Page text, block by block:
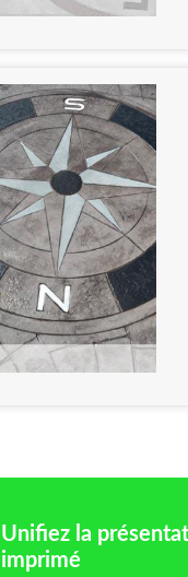
Unifiez la
imprimé